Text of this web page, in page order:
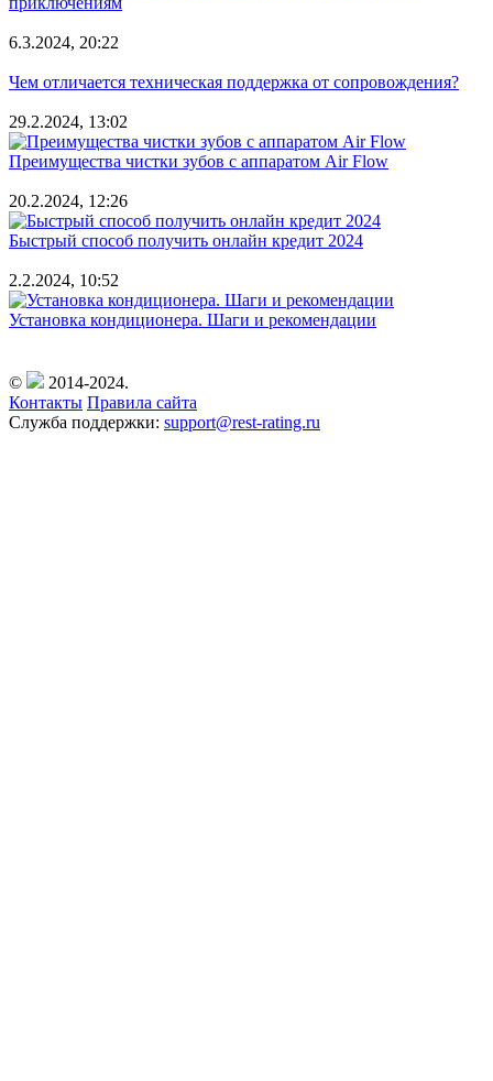
6.3.2024, 20:22
Чем отличается техническая поддержка от сопровождения?
29.2.2024, 13:02
Преимущества чистки зубов с аппаратом Air Flow
20.2.2024, 12:26
Быстрый способ получить онлайн кредит 2024
2.2.2024, 10:52
Установка кондиционера. Шаги и рекомендации
©
2014-2024.
Контакты Правила сайта
Служба поддержки: support@rest-rating.ru